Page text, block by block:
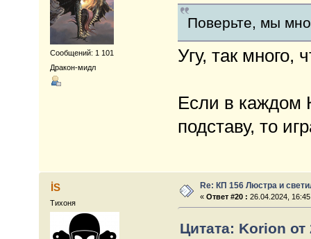
Сообщений: 1 101
Дракон-мидл
Поверьте, мы
Угу, так много,
Если в каждом
подставу, то
İS
Тихоня
Re: КП 156 Люстра и
«Ответ #20 : 26.04.2024,
Цитата: Korion от